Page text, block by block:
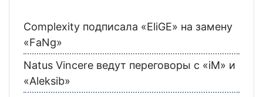
Complexity подписала «EliGE» на замену
«FaNg»
Natus Vincere ведут переговоры с «iM» и
«Aleksib»